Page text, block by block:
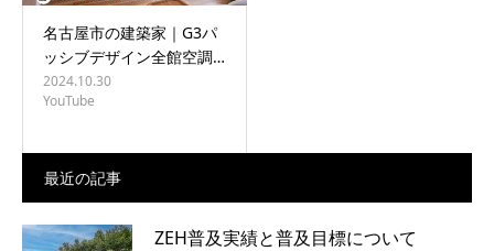
名古屋市の建築家｜G3パ
ッシブデザイン全館空調…
2024.10.30
YouTube
最近の記事
ZEH普及実績と普及目標について